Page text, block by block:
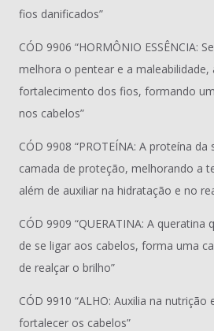
fios danificados”
CÓD 9906 “HORMÔNIO ESSÊNCIA:
melhora o pentear e a maleabilidade,
fortalecimento dos fios, formando
nos cabelos”
CÓD 9908 “PROTEÍNA: A proteína
camada de proteção, melhorando a
além de auxiliar na hidratação e no
CÓD 9909 “QUERATINA: A queratina
de se ligar aos cabelos, forma uma
de realçar o brilho”
CÓD 9910 “ALHO: Auxilia na
fortalecer os cabelos”